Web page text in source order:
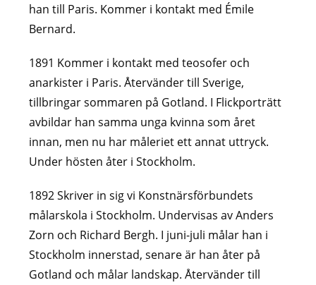
han till Paris. Kommer i kontakt med Émile
Bernard.
1891 Kommer i kontakt med teosofer och
anarkister i Paris. Återvänder till Sverige,
tillbringar sommaren på Gotland. I Flickporträtt
avbildar han samma unga kvinna som året
innan, men nu har måleriet ett annat uttryck.
Under hösten åter i Stockholm.
1892 Skriver in sig vi Konstnärsförbundets
målarskola i Stockholm. Undervisas av Anders
Zorn och Richard Bergh. I juni-juli målar han i
Stockholm innerstad, senare är han åter på
Gotland och målar landskap. Återvänder till